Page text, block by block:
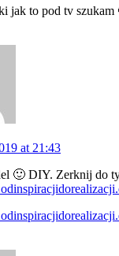
jak to pod tv
at 21:43
🙂 DIY. Zerknij do